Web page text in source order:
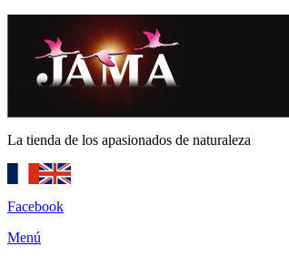
La tienda de los apasionados de naturaleza
Facebook
Menú